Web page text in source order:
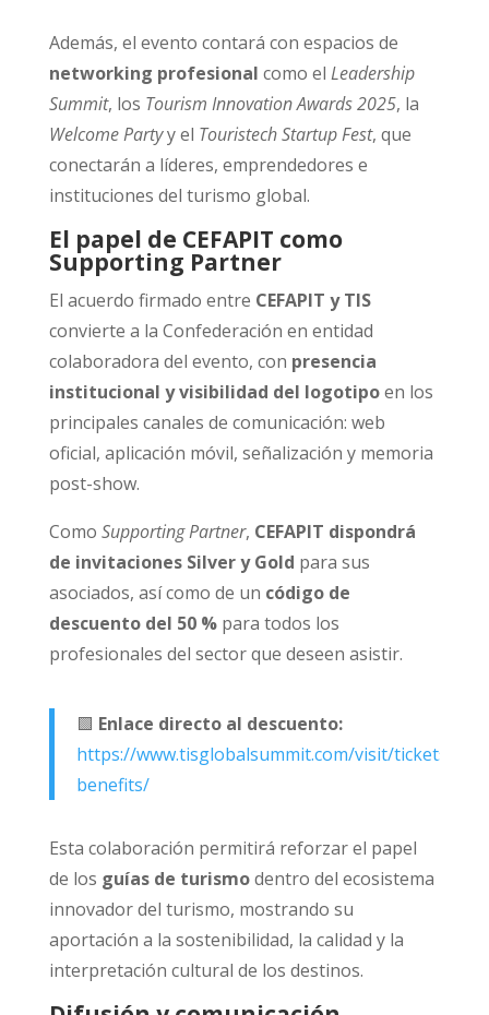
Además, el evento contará con espacios de
networking profesional como el Leadership
Summit, los Tourism Innovation Awards 2025, la
Welcome Partyy el Touristech Startup Fest, que
conectarán a líderes, emprendedores e
instituciones del turismo global.
El papel de CEFAPIT como
Supporting Partner
El acuerdo firmado entre CEFAPIT y TIS
convierte a la Confederación en entidad
colaboradora del evento, con presencia
institucional y visibilidad del logotipoen los
principales canales de comunicación: web
oficial, aplicación móvil, señalización y memoria
post-show.
Como Supporting Partner, CEFAPIT dispondrá
de invitaciones Silver y Gold para sus
asociados, así como de un código de
descuento del 50 %para todos los
profesionales del sector que deseen asistir.
🟩 Enlace directo al descuento:
https://www.tisglobalsummit.com/visit/tickets-
benefits/
Esta colaboración permitirá reforzar el papel
de los guías de turismodentro del ecosistema
innovador del turismo, mostrando su
aportación a la sostenibilidad, la calidad y la
interpretación cultural de los destinos.